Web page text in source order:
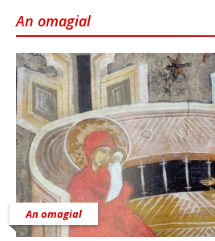
An omagial
An omagial